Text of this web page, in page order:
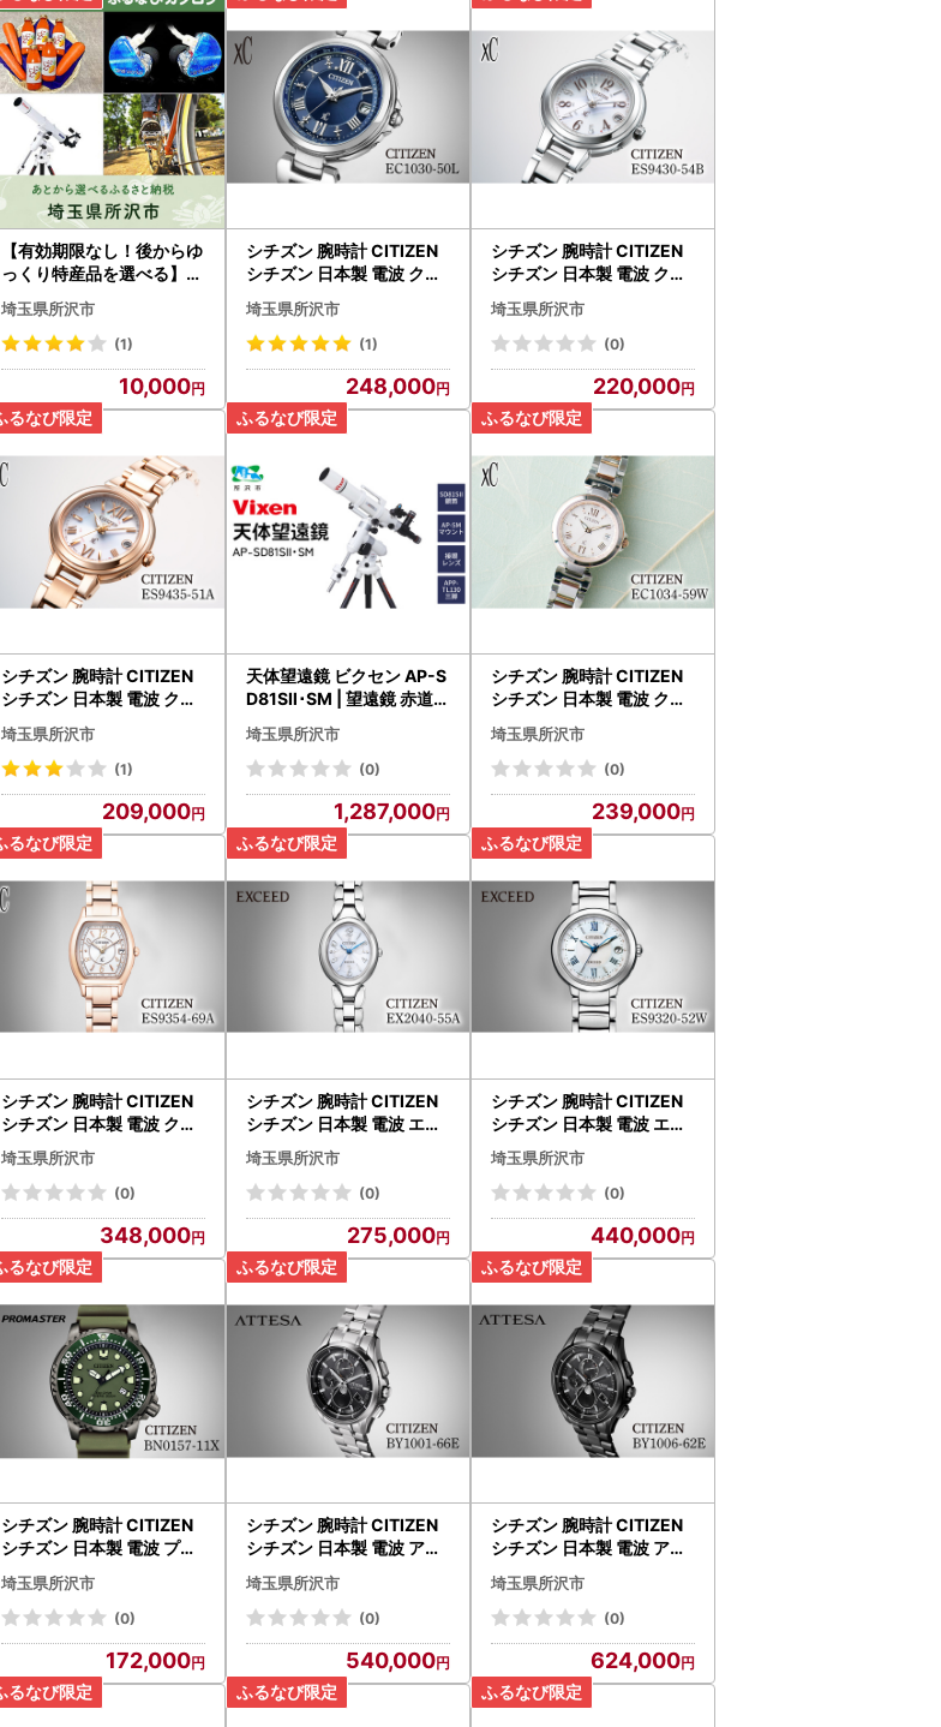
【有効期限なし！後からゆ
っくり特産品を選べる】埼
玉県所沢市カタログポイン
ト
埼玉県所沢市
(1)
10,000
シチズン 腕時計 CITIZEN
シチズン 日本製 電波 クロ
スシー EC1030-50L | 所
沢 FN-Limited-PR
埼玉県所沢市
(1)
248,000
シチズン 腕時計 CITIZEN
シチズン 日本製 電波 クロ
スシー ES9430-54B｜所
沢 FN-Limited-PR
埼玉県所沢市
(0)
220,000
シチズン 腕時計 CITIZEN
シチズン 日本製 電波 クロ
スシー ES9435-51A | 所
沢 FN-Limited-PR
埼玉県所沢市
(1)
209,000
天体望遠鏡 ビクセン AP-S
D81SⅡ･SM | 望遠鏡 赤道儀
vixen FN-Limited-PR
埼玉県所沢市
(0)
1,287,000
シチズン 腕時計 CITIZEN
シチズン 日本製 電波 クロ
スシー EC1034-59W | 所
沢 FN-Limited-PR
埼玉県所沢市
(0)
239,000
シチズン 腕時計 CITIZEN
シチズン 日本製 電波 クロ
スシー ES9354-69A | 所
沢 FN-Limited-PR
埼玉県所沢市
(0)
348,000
シチズン 腕時計 CITIZEN
シチズン 日本製 電波 エク
シードエル EX2040-55A
| 所沢 FN-Limited-PR
埼玉県所沢市
(0)
275,000
シチズン 腕時計 CITIZEN
シチズン 日本製 電波 エク
シードエル ES9320-52W
| 所沢 FN-Limited-PR
埼玉県所沢市
(0)
440,000
シチズン 腕時計 CITIZEN
シチズン 日本製 電波 プロ
マスター BN0157-11X | 所
沢 FN-Limited-PR
埼玉県所沢市
(0)
172,000
シチズン 腕時計 CITIZEN
シチズン 日本製 電波 アテ
ッサ BY1001-66E｜所沢
FN-Limited-PR
埼玉県所沢市
(0)
540,000
シチズン 腕時計 CITIZEN
シチズン 日本製 電波 アテ
ッサ BY1006-62E | 所沢 F
N-Limited-PR
埼玉県所沢市
(0)
624,000